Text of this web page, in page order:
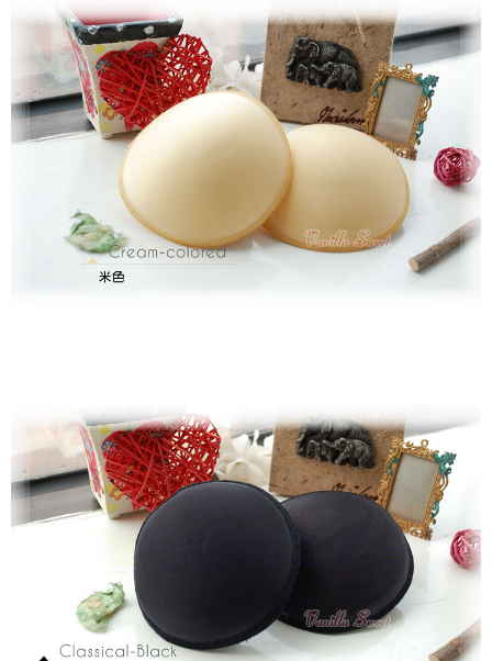
３．未成年的使用者請事先徵得法定代理人或監護人之同意方可使用
「AFTEE先享後付」，若未經同意申辦者引起之損失，本公司不負相關責
４．使用「AFTEE先享後付」時，將依據個別帳號之用戶狀況，依本公司即
時審查核予不同之上限額度；若仍有額度不足之情形，本公司將視審查結果
請求用戶進行身份認證。
５．嚴禁一人註冊多個帳號或使用他人資訊註冊。若發現惡意使用之情形，
恩沛科技股份有限公司將有權停止該用戶之使用額度並採取法律行動。